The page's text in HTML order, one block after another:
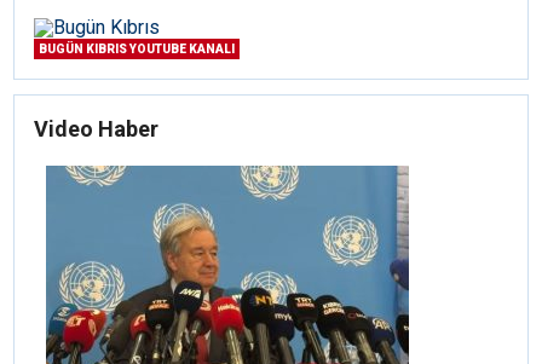
BUGÜN KIBRIS YOUTUBE KANALI
Video Haber